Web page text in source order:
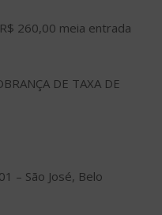
260,00 meia entrada
DE TAXA DE
– São José, Belo